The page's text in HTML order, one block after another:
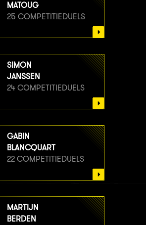
MATOUG
25 COMPETITIEDUELS
SIMON
JANSSEN
24 COMPETITIEDUELS
GABIN
BLANCQUART
22 COMPETITIEDUELS
MARTIJN
BERDEN